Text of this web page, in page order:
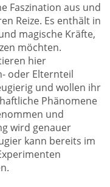
Faszination aus und
Reize. Es enthält in
magische Kräfte,
möchten.
hier
oder Elternteil
und wollen ihr
Phänomene
und
wird genauer
kann bereits im